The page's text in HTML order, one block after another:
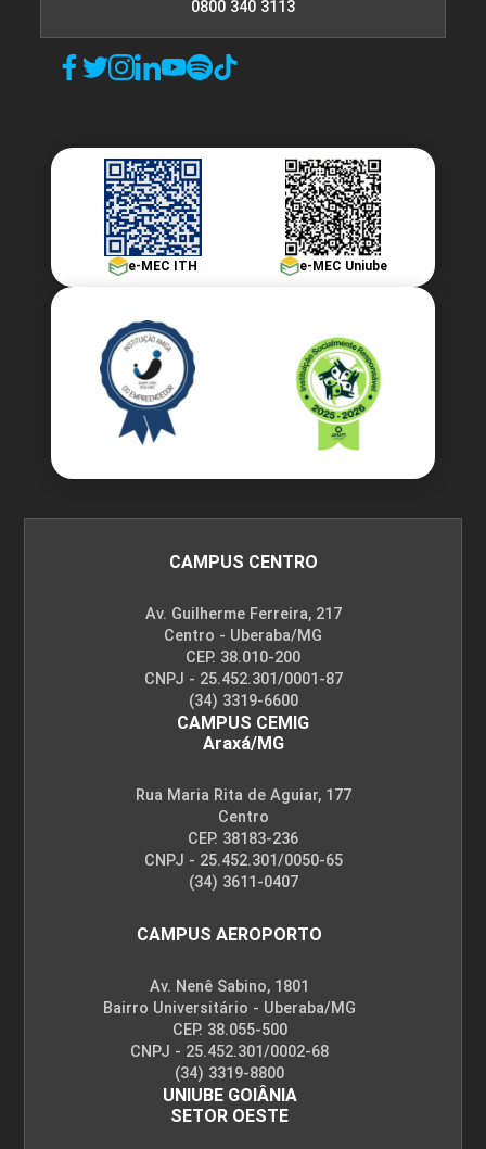
0800 340 3113
e-MEC ITH e-MEC Uniube
CAMPUS CENTRO
Av. Guilherme Ferreira, 217
Centro - Uberaba/MG
CEP. 38.010-200
CNPJ - 25.452.301/0001-87
(34) 3319-6600
CAMPUS CEMIG
Araxá/MG
Rua Maria Rita de Aguiar, 177
Centro
CEP. 38183-236
CNPJ - 25.452.301/0050-65
(34) 3611-0407
CAMPUS AEROPORTO
Av. Nenê Sabino, 1801
Bairro Universitário - Uberaba/MG
CEP. 38.055-500
CNPJ - 25.452.301/0002-68
(34) 3319-8800
UNIUBE GOIÂNIA
SETOR OESTE